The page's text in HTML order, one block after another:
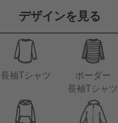
デザインを見る
長袖Tシャツ
ボーダー
長袖Tシャツ